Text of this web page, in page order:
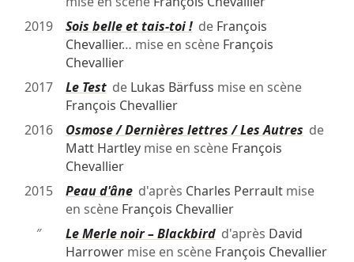
2019
Sois belle et tais-toi !de François
Chevallier… mise en scène François
Chevallier
2017
Le Testde Lukas Bärfuss mise en scène
François Chevallier
2016
Osmose / Dernières lettres / Les Autres de
Matt Hartleymise en scène François
Chevallier
2015
Peau d'âned'après Charles Perraultmise
en scène François Chevallier
″
Le Merle noir – Blackbirdd'après David
Harrowermise en scène François Chevallier